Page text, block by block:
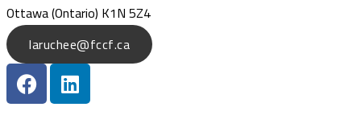
Ottawa (Ontario) K1N 5Z4
laruchee@fccf.ca